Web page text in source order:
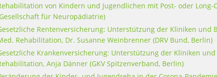
von Kindern und Jugendlichen mit Post- oder Long-
für Neuropädiatrie)
Rentenversicherung: Unterstützung der Kliniken und
Rehabilitation, Dr. Susanne Weinbrenner (DRV Bund, Berlin)
Krankenversicherung: Unterstützung der Kliniken
Anja Dänner (GKV Spitzenverband, Berlin)